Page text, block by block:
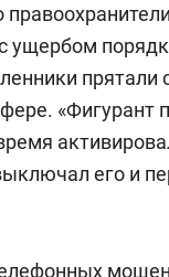
четверть от
видом
ущербом
прятали
«Фигурант
его и